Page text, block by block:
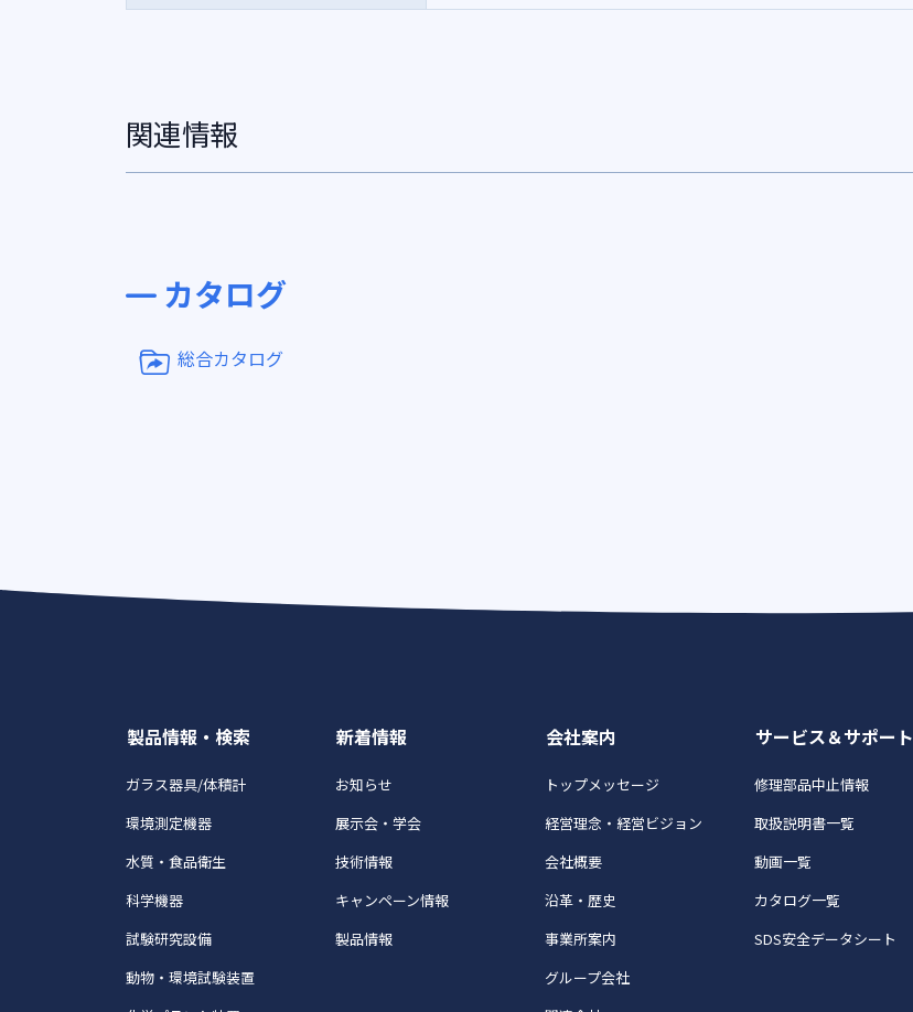
関連情報
カタログ
総合カタログ
製品情報・検索
ガラス器具/体積計
環境測定機器
水質・食品衛生
科学機器
試験研究設備
動物・環境試験装置
新着情報
お知らせ
展示会・学会
技術情報
キャンペーン情報
製品情報
会社案内
トップメッセージ
経営理念・経営ビジョン
会社概要
沿革・歴史
事業所案内
グループ会社
サービス＆サポート
修理部品中止情報
取扱説明書一覧
動画一覧
カタログ一覧
SDS安全データシート